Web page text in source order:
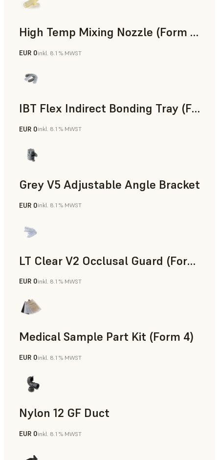
High Temp Mixing Nozzle (Form 4)
Technik
EUR 0inkl. 8.1 % MWST
IBT Flex Indirect Bonding Tray (Form 4)
Zahnmedizin
EUR 0inkl. 8.1 % MWST
Grey V5 Adjustable Angle Bracket
Standard
EUR 0inkl. 8.1 % MWST
LT Clear V2 Occlusal Guard (Form 4)
Zahnmedizin
EUR 0inkl. 8.1 % MWST
Medical Sample Part Kit (Form 4)
Medizin
EUR 0inkl. 8.1 % MWST
Nylon 12 GF Duct
SLS-Pulver
EUR 0inkl. 8.1 % MWST